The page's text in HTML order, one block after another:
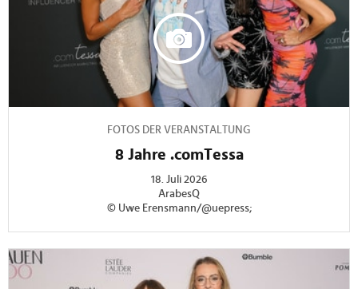
FOTOS DER VERANSTALTUNG
8 Jahre .comTessa
18. Juli 2026
ArabesQ
© Uwe Erensmann/@uepress;